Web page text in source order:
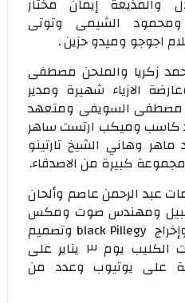
إيمان مختار
الشيمى وتوتى
اجوجو وميدو حزين .
زكريا والملحن مصطفى
الازياء شهيرة ومدير
مصطفى السويفى ومتعهد
كاسب وميكب ارتست ساهر
وهاني الشيخ تارتينو
كبيرة من الاصدقاء.
كلمات عبد الرحمن عاصم وألحان
نبيل ومهندس صوت ومكس
وماستر ماهر صلاح ورؤية وإخراج black Pillegy وتصميم
محمد صالح شحاتة وطرحت الكليب يوم ٣ يناير على
على يوتيوب وعدد من